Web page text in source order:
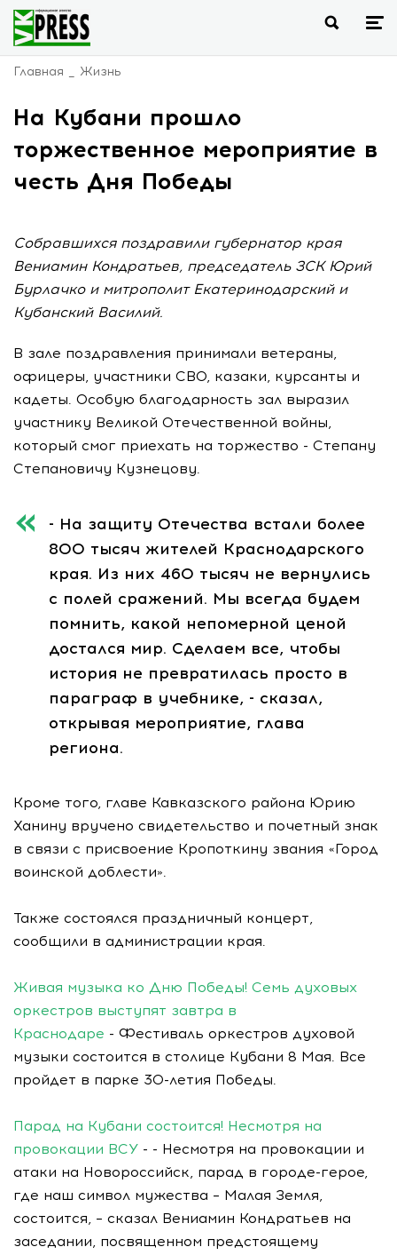
Главная Жизнь
На Кубани прошло
торжественное мероприятие в
честь Дня Победы
Собравшихся поздравили губернатор края
Вениамин Кондратьев, председатель ЗСК Юрий
Бурлачко и митрополит Екатеринодарский и
Кубанский Василий.
В зале поздравления принимали ветераны,
офицеры, участники СВО, казаки, курсанты и
кадеты. Особую благодарность зал выразил
участнику Великой Отечественной войны,
который смог приехать на торжество - Степану
Степановичу Кузнецову.
- На защиту Отечества встали более
800 тысяч жителей Краснодарского
края. Из них 460 тысяч не вернулись
с полей сражений. Мы всегда будем
помнить, какой непомерной ценой
достался мир. Сделаем все, чтобы
история не превратилась просто в
параграф в учебнике, - сказал,
открывая мероприятие, глава
региона.
Кроме того, главе Кавказского района Юрию
Ханину вручено свидетельство и почетный знак
в связи с присвоение Кропоткину звания «Город
воинской доблести».
Также состоялся праздничный концерт,
сообщили в администрации края.
Живая музыка ко Дню Победы! Семь духовых
оркестров выступят завтра в
Краснодаре - Фестиваль оркестров духовой
музыки состоится в столице Кубани 8 Мая. Все
пройдет в парке 30-летия Победы.
Парад на Кубани состоится! Несмотря на
провокации ВСУ - - Несмотря на провокации и
атаки на Новороссийск, парад в городе-герое,
где наш символ мужества – Малая Земля,
состоится, – сказал Вениамин Кондратьев на
заседании, посвященном предстоящему